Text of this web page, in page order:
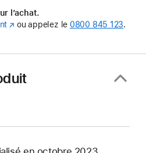
l’achat.
(s’ouvre
ou appelez le 0800 845 123.